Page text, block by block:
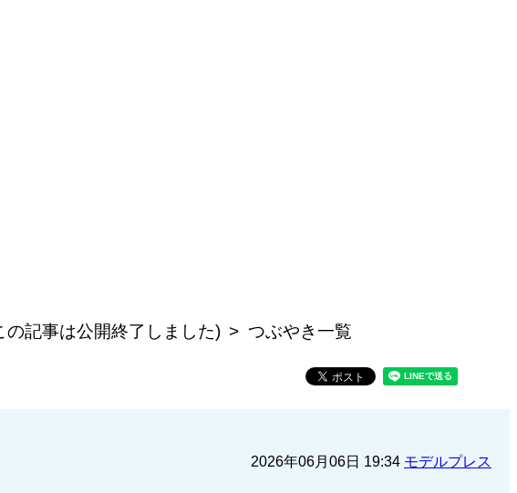
記事は公開終了しました) つぶやき一覧
2026年06月06日 19:34 モデルプレス